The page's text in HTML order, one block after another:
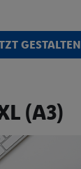
GESTALTEN
(A3)